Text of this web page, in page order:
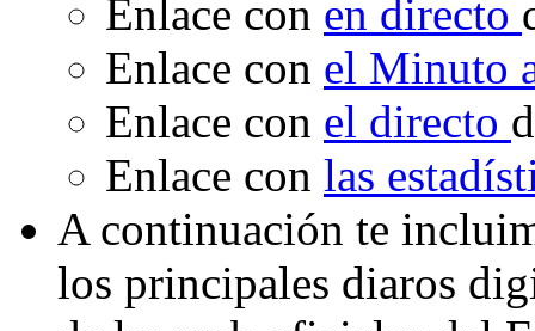
Enlace con en directo
Enlace con el Minuto
Enlace con el directo
Enlace con las
A continuación te
los principales diaros